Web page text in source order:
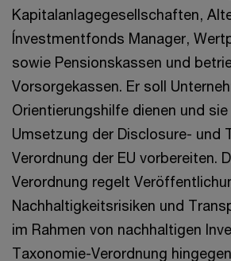
Kapitalanlagegesellschaften,
Ínvestmentfonds Manager,
sowie Pensionskassen und
Vorsorgekassen. Er soll
Orientierungshilfe dienen und
Umsetzung der Disclosure- und
Verordnung der EU vorbereiten.
Verordnung regelt
Nachhaltigkeitsrisiken und
im Rahmen von nachhaltigen
Taxonomie-Verordnung